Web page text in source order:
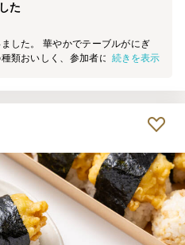
た
した。 華やかでテーブルがにぎ
類おいしく、参加者にもとても好
続きを表示